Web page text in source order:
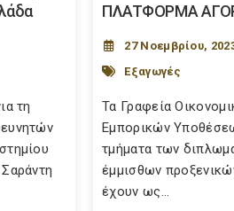
τη
ΠΛΑΤΦΟΡΜΑ
27 Νοεμβρίου,
Εξαγωγές
Τα Γραφεία
Εμπορικών
τμήματα των
έμμισθων
έχουν ως...